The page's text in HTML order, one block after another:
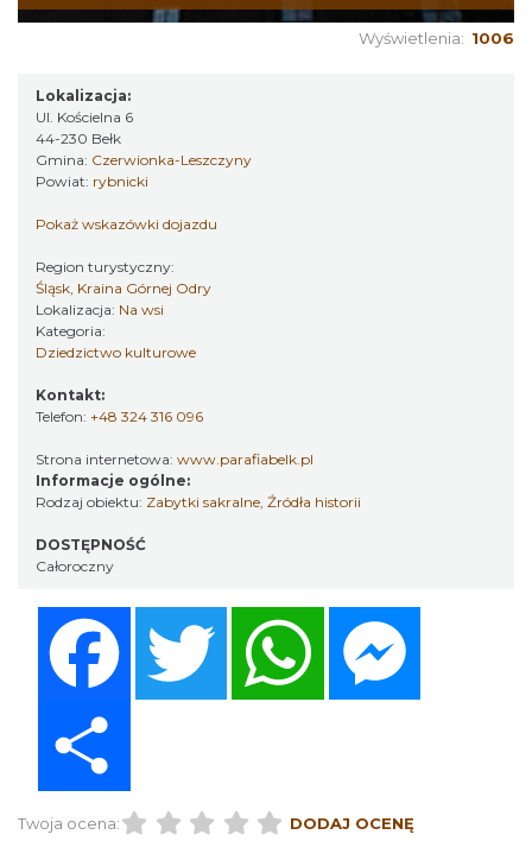
Wyświetlenia: 1006
Lokalizacja:
Ul. Kościelna 6
44-230 Bełk
Gmina: Czerwionka-Leszczyny
Powiat: rybnicki
Pokaż wskazówki dojazdu
Region turystyczny:
Śląsk, Kraina Górnej Odry
Lokalizacja: Na wsi
Kategoria:
Dziedzictwo kulturowe
Kontakt:
Telefon: +48 324 316 096
Strona internetowa: www.parafiabelk.pl
Informacje ogólne:
Rodzaj obiektu: Zabytki sakralne, Źródła historii
DOSTĘPNOŚĆ
Całoroczny
Twitter WhatsApp
Twoja ocena: DODAJ OCENĘ